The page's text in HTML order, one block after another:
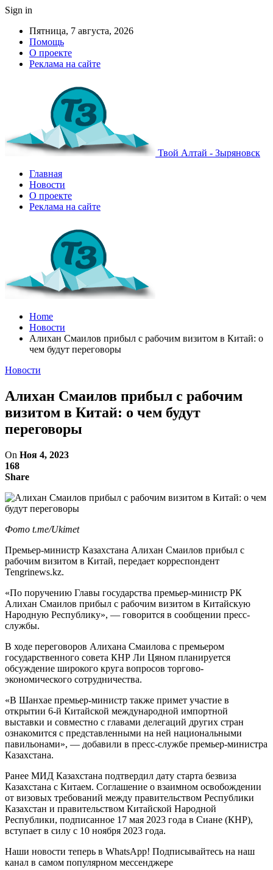
Sign in
Пятница, 7 августа, 2026
Помощь
О проекте
Реклама на сайте
Твой Алтай - Зыряновск
Главная
Новости
О проекте
Реклама на сайте
Home
Новости
Алихан Смаилов прибыл с рабочим визитом в Китай: о
чем будут переговоры
Новости
Алихан Смаилов прибыл с рабочим
визитом в Китай: о чем будут
переговоры
On Ноя 4, 2023
168
Share
Фото t.me/Ukimet
Премьер-министр Казахстана Алихан Смаилов прибыл с
рабочим визитом в Китай, передает корреспондент
Tengrinews.kz.
«По поручению Главы государства премьер-министр РК
Алихан Смаилов прибыл с рабочим визитом в Китайскую
Народную Республику», — говорится в сообщении пресс-
службы.
В ходе переговоров Алихана Смаилова с премьером
государственного совета КНР Ли Цяном планируется
обсуждение широкого круга вопросов торгово-
экономического сотрудничества.
«В Шанхае премьер-министр также примет участие в
открытии 6-й Китайской международной импортной
выставки и совместно с главами делегаций других стран
ознакомится с представленными на ней национальными
павильонами», — добавили в пресс-службе премьер-министра
Казахстана.
Ранее МИД Казахстана подтвердил дату старта безвиза
Казахстана с Китаем. Соглашение о взаимном освобождении
от визовых требований между правительством Республики
Казахстан и правительством Китайской Народной
Республики, подписанное 17 мая 2023 года в Сиане (КНР),
вступает в силу с 10 ноября 2023 года.
Наши новости теперь в WhatsApp! Подписывайтесь на наш
канал в самом популярном мессенджере